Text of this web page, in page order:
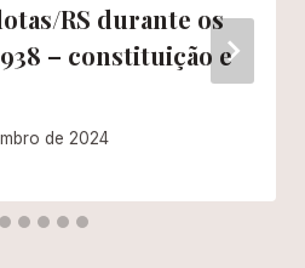
RS durante os
– constituição e
de 2024